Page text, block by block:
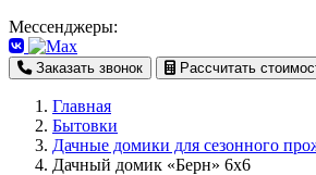
Мессенджеры:
Заказать звонок Рассчитать
Главная
Бытовки
Дачные домики для сезонного
Дачный домик «Берн» 6х6